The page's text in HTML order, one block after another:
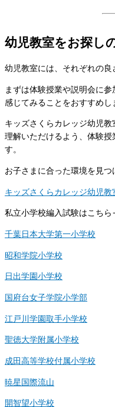
幼児教室をお探し
幼児教室には、それぞれの良
まずは体験授業や説明会に
感じてみることをおすすめし
キッズさくらカレッジ幼児
理解いただけるよう、体験
す。
お子さまに合った環境を見つ
キッズさくらカレッジ幼児教
私立小学校編入試験はこち
千葉日本大学第一小学校
昭和学院小学校
日出学園小学校
国府台女子学院小学部
江戸川学園取手小学校
聖徳大学附属小学校
成田高等学校付属小学校
暁星国際流山
開智望小学校